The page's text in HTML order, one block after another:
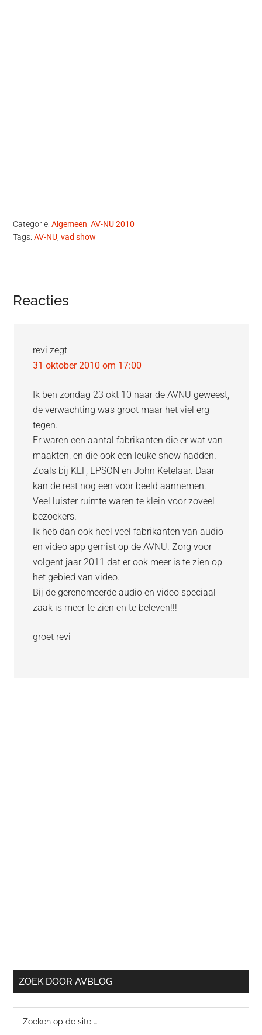
Categorie:Algemeen ,AV-NU 2010
Tags:AV-NU ,vad show
Lees
Reacties
revi zegt
31 oktober 2010 om 17:00
Ik ben zondag 23 okt 10 naar de AVNU geweest,
de verwachting was groot maar het viel erg
tegen.
Er waren een aantal fabrikanten die er wat van
maakten, en die ook een leuke show hadden.
Zoals bij KEF, EPSON en John Ketelaar. Daar
kan de rest nog een voor beeld aannemen.
Veel luister ruimte waren te klein voor zoveel
bezoekers.
Ik heb dan ook heel veel fabrikanten van audio
en video app gemist op de AVNU. Zorg voor
volgent jaar 2011 dat er ook meer is te zien op
het gebied van video.
Bij de gerenomeerde audio en video speciaal
zaak is meer te zien en te beleven!!!
groet revi
ZOEK DOOR AVBLOG